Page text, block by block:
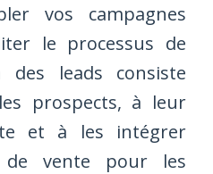
vos campagnes
le processus de
des leads consiste
prospects, à leur
et à les intégrer
vente pour les